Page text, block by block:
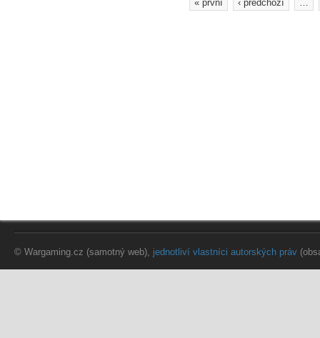
« první ‹ předchozí …
© Wargaming.cz (samotný web), jednotliví vlastníci autorských práv